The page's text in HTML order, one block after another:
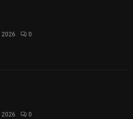
2026 0
2026 0